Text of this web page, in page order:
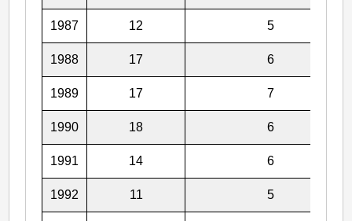
1987 12 5
1988 17 6
1989 17 7
1990 18 6
1991 14 6
1992 11 5